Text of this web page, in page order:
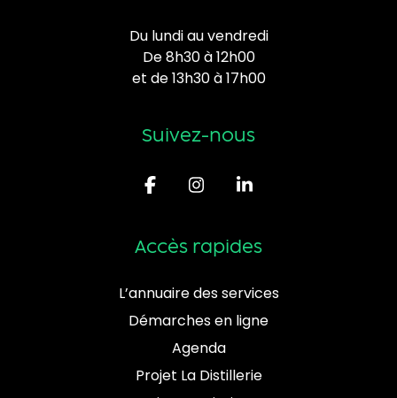
Du lundi au vendredi
De 8h30 à 12h00
et de 13h30 à 17h00
Suivez-nous
Accès rapides
L’annuaire des services
Démarches en ligne
Agenda
Projet La Distillerie